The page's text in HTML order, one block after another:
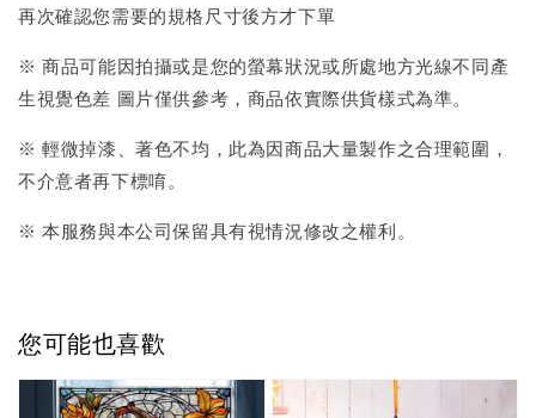
再次確認您需要的規格尺寸後方才下單
※ 商品可能因拍攝或是您的螢幕狀況或所處地方光線不同產
生視覺色差 圖片僅供參考，商品依實際供貨樣式為準。
※ 輕微掉漆、著色不均，此為因商品大量製作之合理範圍，
不介意者再下標唷。
※ 本服務與本公司保留具有視情況修改之權利。
您可能也喜歡